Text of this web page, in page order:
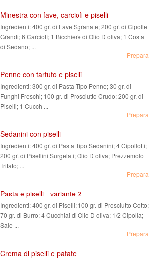
Minestra con fave, carciofi e piselli
Ingredienti:400 gr. di Fave Sgranate; 200 gr. di Cipolle
Grandi; 6 Carciofi; 1 Bicchiere di Olio D oliva; 1 Costa
di Sedano; ...
Prepara
Penne con tartufo e piselli
Ingredienti:300 gr. di Pasta Tipo Penne; 30 gr. di
Funghi Freschi; 100 gr. di Prosciutto Crudo; 200 gr. di
Piselli; 1 Cucch ...
Prepara
Sedanini con piselli
Ingredienti:400 gr. di Pasta Tipo Sedanini; 4 Cipollotti;
200 gr. di Pisellini Surgelati; Olio D oliva; Prezzemolo
Tritato; ...
Prepara
Pasta e piselli - variante 2
Ingredienti:400 gr. di Piselli; 100 gr. di Prosciutto Cotto;
70 gr. di Burro; 4 Cucchiai di Olio D oliva; 1/2 Cipolla;
Sale ...
Prepara
Crema di piselli e patate